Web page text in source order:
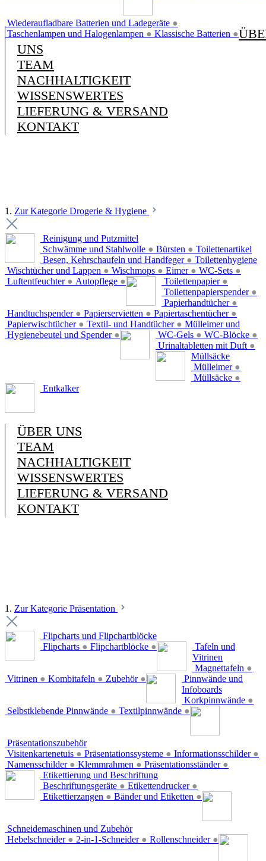
Wiederaufladbare Batterien und Ladegeräte ●
Taschenlampen und Halogenlampen ● Klassische Batterien ●
UNS
TEAM
NACHHALTIGKEIT
WISSENSWERTES
LIEFERUNG & VERSAND
KONTAKT
1. Zur Kategorie Drogerie & Hygiene
Reinigung und Putzmittel
Schwämme und Stahlwolle ● Bürsten ●
Besen, Kehrschaufeln und Handfeger ●
Wischtücher und Lappen ● Wischmops ● Eimer ● WC-Sets ●
Luftentfeuchter ● Autopflege ●
Toilettenartikel
Toilettenpapier ●
Toilettenpapierspender ●
Papierhandtücher ●
Handtuchspender ● Papierservietten ● Papiertaschentücher ●
Papierwischtücher ● Textil- und Handtücher ●
Hygienebeutel und Spender ●
Toilettenhygiene
WC-Gels ● WC-Blöcke ●
Urinaltabletten mit Duft ●
Mülleimer und
Müllsäcke
Mülleimer ●
Müllsäcke ●
Entkalker
ÜBER UNS
TEAM
NACHHALTIGKEIT
WISSENSWERTES
LIEFERUNG & VERSAND
KONTAKT
1. Zur Kategorie Präsentation
Flipcharts und Flipchartblöcke
Flipcharts ● Flipchartblöcke ●
Tafeln und
Vitrinen
Magnettafeln ●
Vitrinen ● Kombitafeln ● Zubehör ●
Pinnwände und
Infoboards
Korkpinnwände ●
Selbstklebende Pinnwände ● Textilpinnwände ●
Präsentationszubehör
Visitenkartenetuis ● Präsentationssysteme ● Informationsschilder ●
Namensschilder ● Klemmrahmen ● Präsentationsständer ●
Etikettierung und Beschriftung
Beschriftungsgeräte ● Etikettendrucker ●
Etikettierzangen ● Bänder und Etiketten ●
Schneidemaschinen und Zubehör
Hebelschneider ● 2-in-1-Schneider ● Rollenschneider ●